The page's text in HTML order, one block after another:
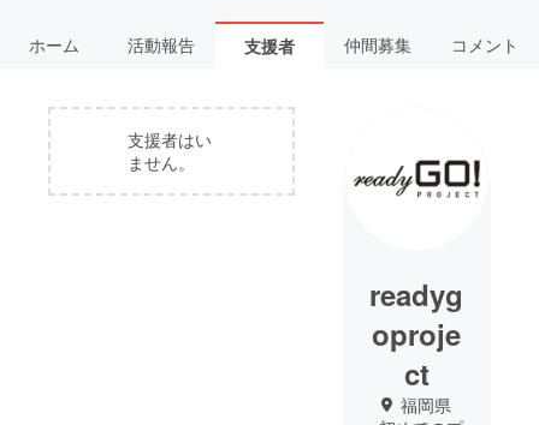
ホーム 活動報告 支援者 仲間募集 コメント
支援者はい
ません。
readyg
oproje
ct
福岡県